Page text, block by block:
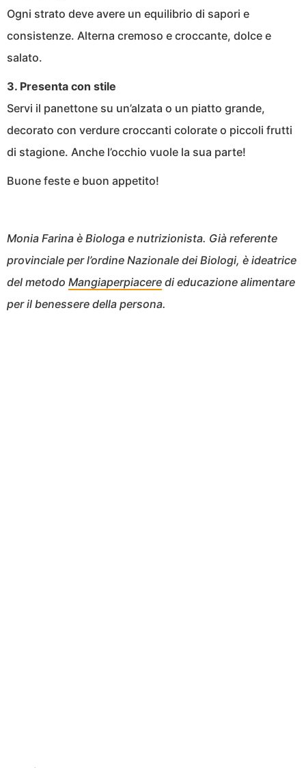
Ogni strato deve avere un equilibrio di sapori e
consistenze. Alterna cremoso e croccante, dolce e
salato.
3. Presenta con stile
Servi il panettone su un’alzata o un piatto grande,
decorato con verdure croccanti colorate o piccoli frutti
di stagione. Anche l’occhio vuole la sua parte!
Buone feste e buon appetito!
Monia Farina è Biologa e nutrizionista. Già referente
provinciale per l’ordine Nazionale dei Biologi, è ideatrice
del metodo Mangiaperpiacere di educazione alimentare
per il benessere della persona.